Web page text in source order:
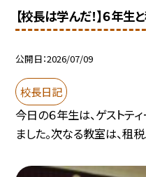
【校長は学んだ！】６年生
公開日 2026/07/09
校長日記
今日の６年生は、ゲストテ
ました。次なる教室は、租